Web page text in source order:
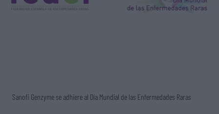
Sanofi Genzyme se adhiere al Día Mundial de las Enfermedades Raras